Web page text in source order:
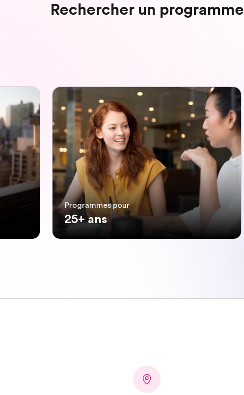
Rechercher un programme
Programmes pour
25+ ans